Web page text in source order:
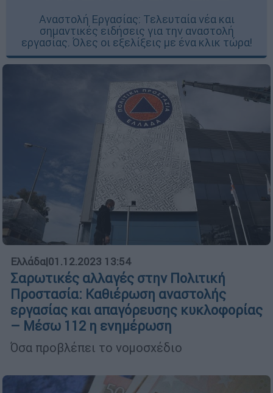
Αναστολή Εργασίας: Τελευταία νέα και
σημαντικές ειδήσεις για την αναστολή
εργασίας. Όλες οι εξελίξεις με ένα κλικ τώρα!
Ελλάδα|01.12.2023 13:54
Σαρωτικές αλλαγές στην Πολιτική
Προστασία: Καθιέρωση αναστολής
εργασίας και απαγόρευσης κυκλοφορίας
– Μέσω 112 η ενημέρωση
Όσα προβλέπει το νομοσχέδιο